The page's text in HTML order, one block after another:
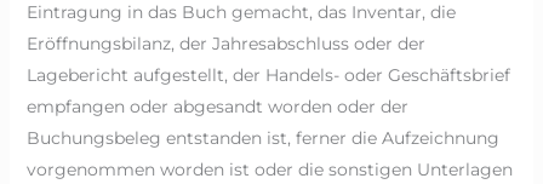
Eintragung in das Buch gemacht, das Inventar, die
Eröffnungsbilanz, der Jahresabschluss oder der
Lagebericht aufgestellt, der Handels- oder Geschäftsbrief
empfangen oder abgesandt worden oder der
Buchungsbeleg entstanden ist, ferner die Aufzeichnung
vorgenommen worden ist oder die sonstigen Unterlagen